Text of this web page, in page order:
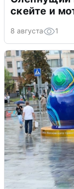
скейте и
8 августа 1